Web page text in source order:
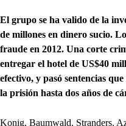
El grupo se ha valido de la
de millones en dinero sucio.
fraude en 2012. Una corte
entregar el hotel de US$40
efectivo, y pasó sentencias
la prisión hasta dos años de
Konig, Baumwald, Stranders,